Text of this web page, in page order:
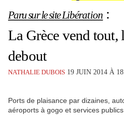
Paru sur le site Libération :
La Grèce vend tout,
debout
NATHALIE DUBOIS 19 JUIN 2014 À
Ports de plaisance par dizaines,
aéroports à gogo et services